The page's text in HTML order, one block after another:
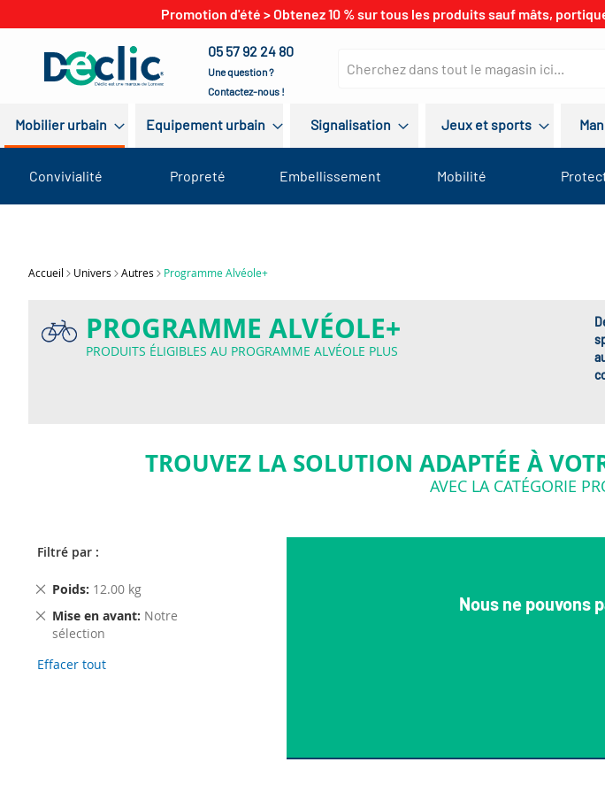
Promotion d'été > Obtenez 10 % sur tous les produits sauf mâts,
05 57 92 24 80
Une question ?
Contactez-nous !
Mobilier urbain Equipement urbain Signalisation Jeux et sports
Convivialité Propreté Embellissement Mobilité
Accueil Univers Autres Programme Alvéole+
PROGRAMME ALVÉOLE+
PRODUITS ÉLIGIBLES AU PROGRAMME ALVÉOLE PLUS
TROUVEZ LA SOLUTION ADAPTÉE À
AVEC LA CATÉGORIE
Nous ne pouvons
Filtré par :
Poids 12.00 kg
Remove
Item
Mise en avant Notre
sélection
Remove
This
Effacer tout